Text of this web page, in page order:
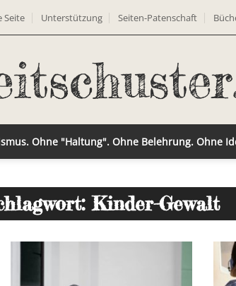
Seite Unterstützung Seiten-Patenschaft
Ohne "Haltung". Ohne Belehrung. Ohne
Kinder-Gewalt